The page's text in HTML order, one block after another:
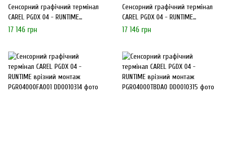
Сенсорний графічний термінал
CAREL PGDX 04 - RUNTIME
настінний монтаж
17 146 грн
Сенсорний графічний термінал
CAREL PGDX 04 - RUNTIME
настінний монтаж
17 146 грн